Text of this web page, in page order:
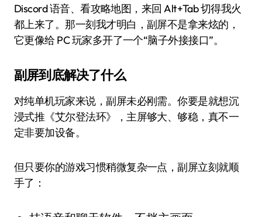
Discord 语音、看攻略地图，来回 Alt+Tab 切得我火
都上来了。那一刻我才明白，副屏不是拿来炫的，
它更像给 PC 玩家多开了一个“脑子外接接口”。
副屏到底解决了什么
对纯单机玩家来说，副屏未必刚需。你要是就想沉
浸式推《艾尔登法环》，主屏够大、够稳，真不一
定非要加设备。
但只要你的游戏习惯稍微复杂一点，副屏立刻就顺
手了：